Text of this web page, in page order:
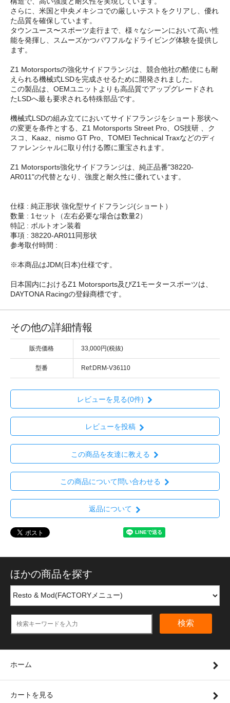
さらに、米国と中央メキシコでの厳しいテストをクリアし、優れ
た品質を確保しています。
タウンユース〜スポーツ走行まで、様々なシーンにおいて高い性
能を発揮し、スムーズかつパワフルなドライビング体験を提供し
ます。
Z1 Motorsportsの強化サイドフランジは、競合他社の酷使にも耐
えられる機械式LSDを完成させるために開発されました。
この製品は、OEMユニットよりも高品質でアップグレードされ
たLSDへ最も要求される特殊部品です。
機械式LSDの組み立てにおいてサイドフランジをショート形状へ
の変更を条件とする、Z1 Motorsports Street Pro、OS技研 、ク
スコ、Kaaz、nismo GT Pro、TOMEI Technical Traxなどのディ
ファレンシャルに取り付ける際に重宝されます。
Z1 Motorsports強化サイドフランジは、純正品番"38220-
AR011"の代替となり、強度と耐久性に優れています。
仕様 : 純正形状 強化型サイドフランジ(ショート）
数量 : 1セット（左右必要な場合は数量2）
特記 : ボルトオン装着
事項 : 38220-AR011同形状
参考取付時間 :
※本商品はJDM(日本)仕様です。
日本国内におけるZ1 Motorsports及びZ1モータースポーツは、
DAYTONA Racingの登録商標です。
その他の詳細情報
販売価格 33,000円(税抜)
型番 Ref:DRM-V36110
レビューを見る(0件)
レビューを投稿
この商品を友達に教える
この商品について問い合わせる
返品について
ほかの商品を探す
検索
ホーム
カートを見る